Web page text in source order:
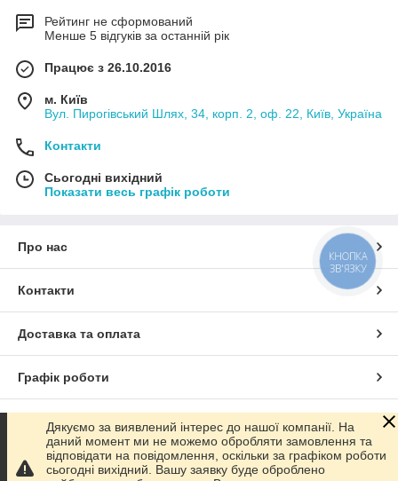
Рейтинг не сформований
Менше 5 відгуків за останній рік
Працює з 26.10.2016
м. Київ
Вул. Пирогівський Шлях, 34, корп. 2, оф. 22, Київ, Україна
Контакти
Сьогодні вихідний
Показати весь графік роботи
Про нас
Контакти
Доставка та оплата
Графік роботи
Повна версія сайту
Сайт створено на маркетплейсіProm.ua
Дякуємо за виявлений інтерес до нашої компанії. На
даний момент ми не можемо обробляти замовлення та
відповідати на повідомлення, оскільки за графіком роботи
сьогодні вихідний. Вашу заявку буде оброблено
КНОПКА
ЗВ'ЯЗКУ